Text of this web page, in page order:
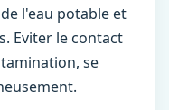
l'eau potable et
Eviter le contact
se